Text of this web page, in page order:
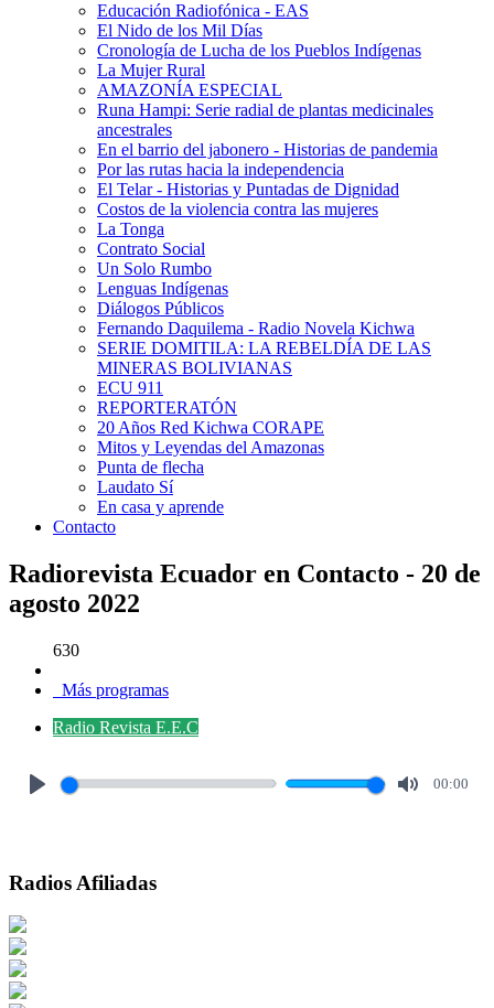
Educación Radiofónica - EAS
El Nido de los Mil Días
Cronología de Lucha de los Pueblos Indígenas
La Mujer Rural
AMAZONÍA ESPECIAL
Runa Hampi: Serie radial de plantas medicinales
ancestrales
En el barrio del jabonero - Historias de pandemia
Por las rutas hacia la independencia
El Telar - Historias y Puntadas de Dignidad
Costos de la violencia contra las mujeres
La Tonga
Contrato Social
Un Solo Rumbo
Lenguas Indígenas
Diálogos Públicos
Fernando Daquilema - Radio Novela Kichwa
SERIE DOMITILA: LA REBELDÍA DE LAS
MINERAS BOLIVIANAS
ECU 911
REPORTERATÓN
20 Años Red Kichwa CORAPE
Mitos y Leyendas del Amazonas
Punta de flecha
Laudato Sí
En casa y aprende
Contacto
Radiorevista Ecuador en Contacto - 20 de
agosto 2022
630
Más programas
Radio Revista E.E.C
00:00
Radios Afiliadas